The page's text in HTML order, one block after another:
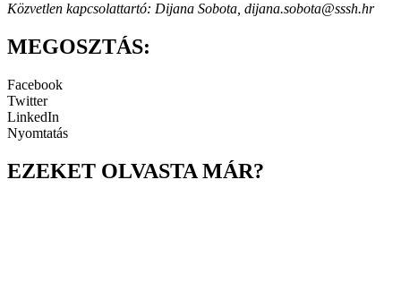
Közvetlen kapcsolattartó: Dijana Sobota, dijana.sobota@sssh.hr
MEGOSZTÁS:
Facebook
Twitter
LinkedIn
Nyomtatás
EZEKET OLVASTA MÁR?